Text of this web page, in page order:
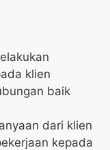
klien
baik
dari klien
kepada